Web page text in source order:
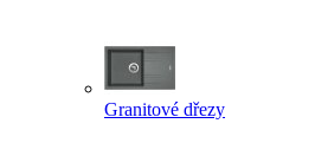
Granitové dřezy